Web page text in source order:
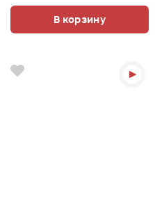
В корзину